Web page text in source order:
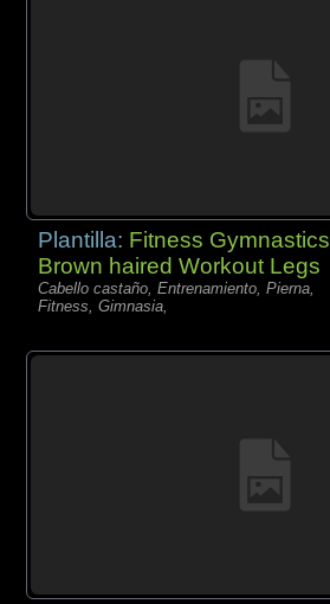
Plantilla: Fitness Gymnastics
Brown haired Workout Legs
Cabello castaño, Entrenamiento, Pierna,
Fitness, Gimnasia,